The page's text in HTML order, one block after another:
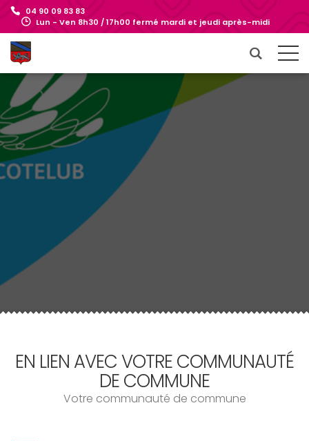
04 90 09 83 83
Lun - Ven 8h30 / 17h00 fermé mardi et jeudi après-midi
EN LIEN AVEC VOTRE COMMUNAUTÉ
DE COMMUNE
Votre communauté de commune